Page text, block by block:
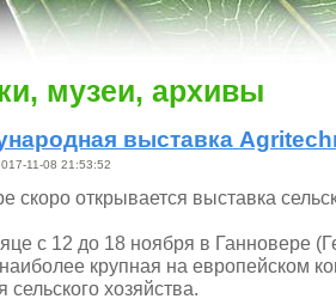
музеи, архивы
выставка
11-08 21:53:52
скоро открывается выставка
с 12 до 18 ноября в Ганновере
крупная на европейском
сельского хозяйства.